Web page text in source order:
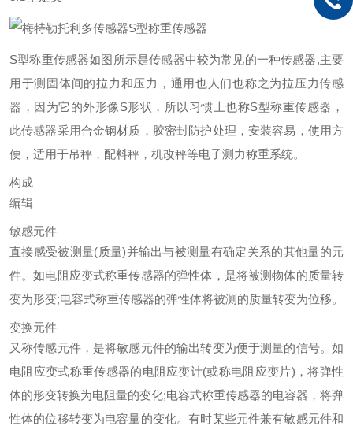
S型称重传感器
S型称重传感器如图所示是传感器中较为常见的一种传感器,主要
用于测固体间的拉力和压力，通用也人们也称之为拉压力传感
器，因为它的外形像S形状，所以习惯上也称S型称重传感器，
此传感器采用合金钢材质，胶密封防护处理，安装容易，使用方
便，适用于吊秤，配料秤，机改秤等电子测力称重系统。
构成
编辑
敏感元件
直接感受被测量(质量)并输出与被测量有确定关系的其他量的元
件。如电阻应变式称重传感器的弹性体，是将被测物体的质量转
变为形变;电容式称重传感器的弹性体将被测的质量转变为位移。
变换元件
又称传感元件，是将敏感元件的输出转变为便于测量的信号。如
电阻应变式称重传感器的电阻应变计(或称电阻应变片)，将弹性
体的形变转换为电阻量的变化;电容式称重传感器的电容器，将弹
性体的位移转变为电容量的变化。有时某些元件兼有敏感元件和